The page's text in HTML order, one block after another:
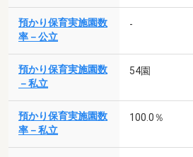
預かり保育実施園数
率－公立
-
預かり保育実施園数
－私立
54園
預かり保育実施園数
率－私立
100.0％